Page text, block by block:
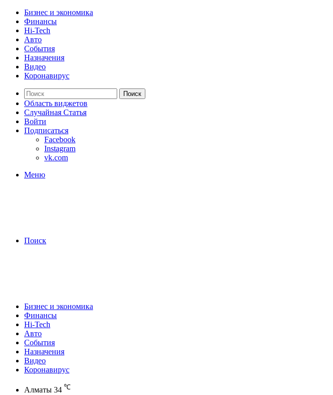
Бизнес и экономика
Финансы
Hi-Tech
Авто
События
Назначения
Видео
Коронавирус
Поиск
Область виджетов
Случайная Статья
Войти
Подписаться
Facebook
Instagram
vk.com
Меню
Поиск
Бизнес и экономика
Финансы
Hi-Tech
Авто
События
Назначения
Видео
Коронавирус
Алматы 34 ℃